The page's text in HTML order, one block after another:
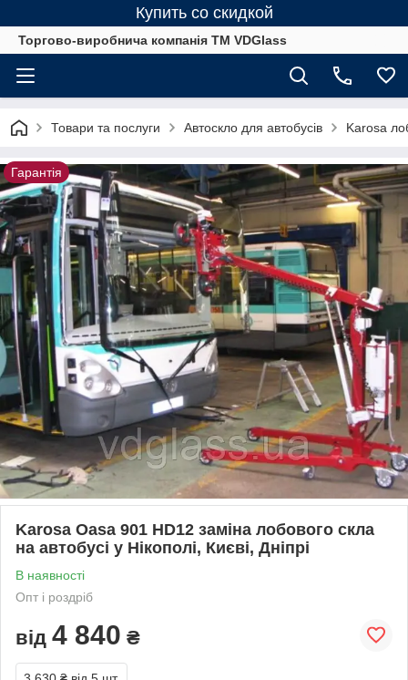
Купить со скидкой
Торгово-виробнича компанія ТМ VDGlass
Товари та послуги Автоскло для автобуcів Karosa
Гарантія
Karosa Oasa 901 HD12 заміна лобового скла
на автобусі у Нікополі, Києві, Дніпрі
В наявності
Опт і роздріб
від 4 840 ₴